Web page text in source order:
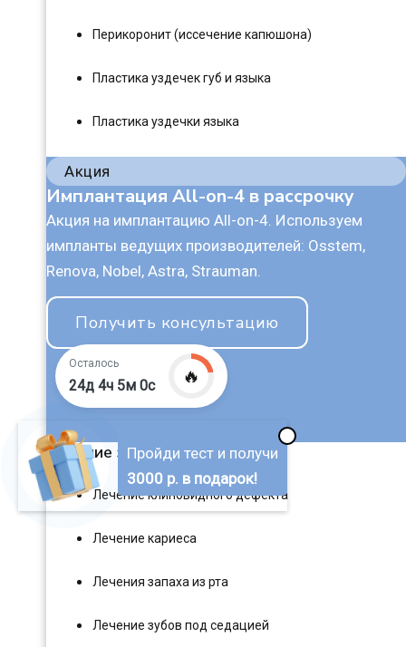
Перикоронит (иссечение капюшона)
Пластика уздечек губ и языка
Пластика уздечки языка
Акция
Имплантация All-on-4 в рассрочку
Акция на имплантацию All-on-4. Используем
импланты ведущих производителей: Osstem,
Renova, Nobel, Astra, Strauman.
Получить консультацию
Осталось
24д 4ч 4м 59с 🔥
Лечение зубов
Лечение клиновидного дефекта
Лечение кариеса
Лечения запаха из рта
Лечение зубов под седацией
Пройди тест и получи
3000 р. в подарок!